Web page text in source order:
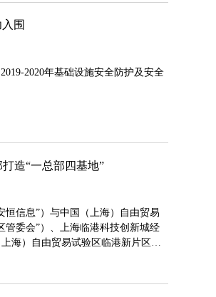
围
2020年基础设施安全防护及安全
造“一总部四基地”
恒信息”）与中国（上海）自由贸易
委会”）、上海临港科技创新城经
海）自由贸易试验区临港新片区打